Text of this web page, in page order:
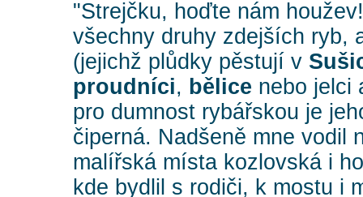
"Strejčku, hoďte nám
všechny druhy zdejších ryb,
(jejichž plůdky pěstují v
proudníci, bělice nebo
pro dumnost rybářskou je
čiperná. Nadšeně mne vodil
malířská místa kozlovská i
kde bydlil s rodiči, k mostu i